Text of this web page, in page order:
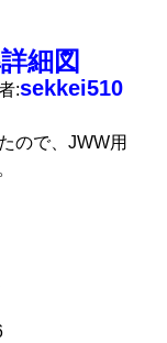
細図
:sekkei510
ので、JWW用